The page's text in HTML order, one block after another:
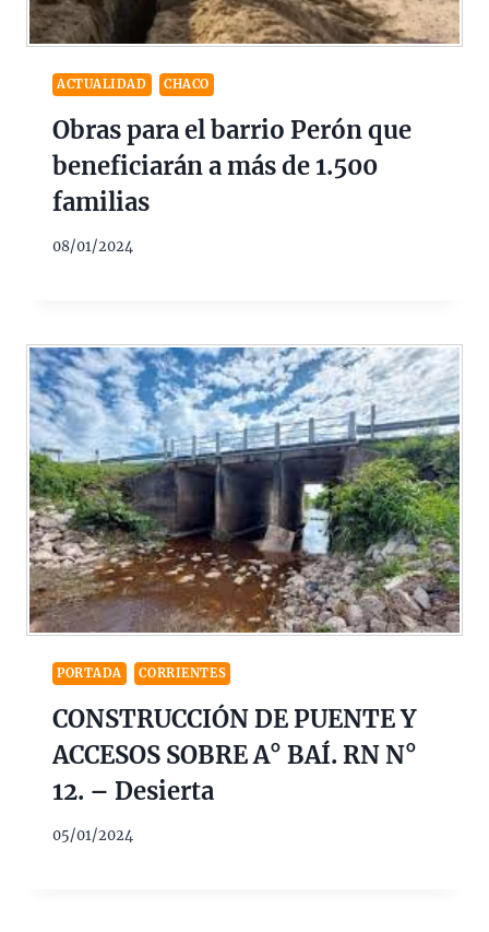
ACTUALIDAD CHACO
Obras para el barrio Perón que
beneficiarán a más de 1.500
familias
08/01/2024
PORTADA CORRIENTES
CONSTRUCCIÓN DE PUENTE Y
ACCESOS SOBRE A° BAÍ. RN N°
12. – Desierta
05/01/2024